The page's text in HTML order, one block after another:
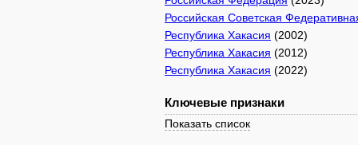
Российская Советская
Республика Хакасия (2002)
Республика Хакасия (2012)
Республика Хакасия (2022)
Ключевые признаки
Показать список